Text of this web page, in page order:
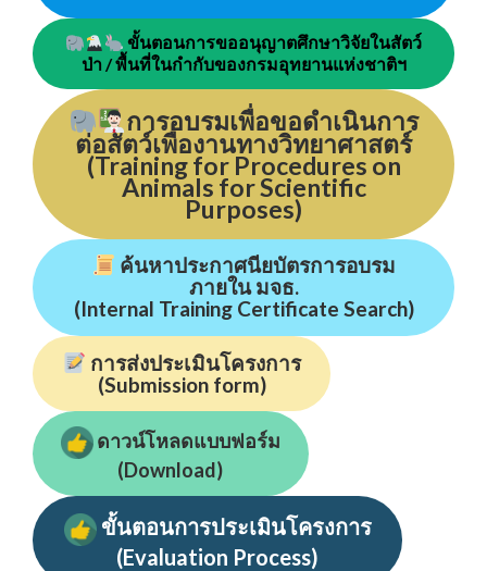
ขั้นตอนการขออนุญาตศึกษาวิจัยในสัตว์
ป่า / พื้นที่ในกำกับของกรมอุทยานแห่งชาติฯ
การอบรมเพื่อขอดำเนินการ
ต่อสัตว์เพื่องานทางวิทยาศาสตร์
(Training for Procedures on
Animals for Scientific
Purposes)
ค้นหาประกาศนียบัตรการอบรม
ภายใน มจธ.
(Internal Training Certificate Search)
การส่งประเมินโครงการ
(Submission form)
ดาวน์โหลดแบบฟอร์ม
(Download)
ขั้นตอนการประเมินโครงการ
(Evaluation Process)